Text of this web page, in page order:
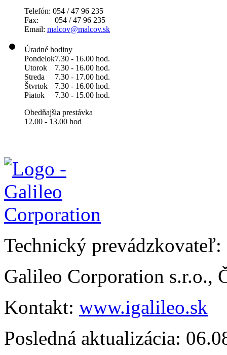
Telefón: 054 / 47 96 235
Fax: 054 / 47 96 235
Email: malcov@malcov.sk
Úradné hodiny
Pondelok7.30 - 16.00 hod.
Utorok
7.30 - 16.00 hod.
Streda
7.30 - 17.00 hod.
Štvrtok
7.30 - 16.00 hod.
Piatok
7.30 - 15.00 hod.
Obedňajšia prestávka
12.00 - 13.00 hod
Technický prevádzkovateľ:
Galileo Corporation s.r.o.,
Kontakt: www.igalileo.sk
Posledná aktualizácia: